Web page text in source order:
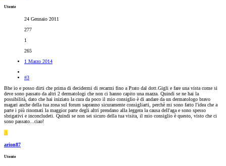
Utente
24 Gennaio 2011
277
1
265
1 Marzo 2014
#3
Bhe io e posso dirti che prima di decidermi di recarmi fino a Prato dal dott.Gigli e fare una vista come si
deve sono passato da altri 2 dermatologi che non ci hanno capito una mazza. Quindi se ne hai la
possibilità, dato che hai iniziato la cura da poco il mio consiglio è di andare da un dermatologo bravo
magari anche della tua zona sul forum sapranno sicuramente consigliarti, perchè mi sono fatto l'idea che a
parte i più rinomati la maggior parte degli altri prendano alla leggera la causa dell'aga e sono spesso
sbrigativi e inconcludeti. Quindi se non sei sicuro della tua visita, il mio consiglio è questo, visto che ci
sono passato...ciao!
A
arion87
Utente